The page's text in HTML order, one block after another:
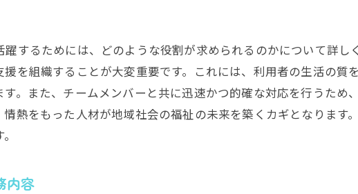
地域のニーズに応えるための柔軟性
持続可能な福祉の実現に必要なスキルとは
地域との連携を深める方法
援護の新たな時代を切り開くサービス提供責任者を求む
サービス提供責任者としてのリーダーシップ
するためには、どのような役割が求められるのかについて詳し
を組織することが大変重要です。これには、利用者の生活の質
。また、チームメンバーと共に迅速かつ的確な対応を行うため
熱をもった人材が地域社会の福祉の未来を築くカギとなります
内容